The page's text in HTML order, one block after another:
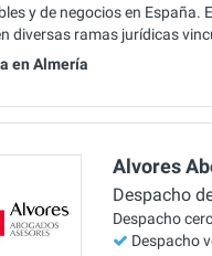
y de negocios en España.
diversas ramas jurídicas
en Almería
Alvores
Despacho
Despacho
Despacho